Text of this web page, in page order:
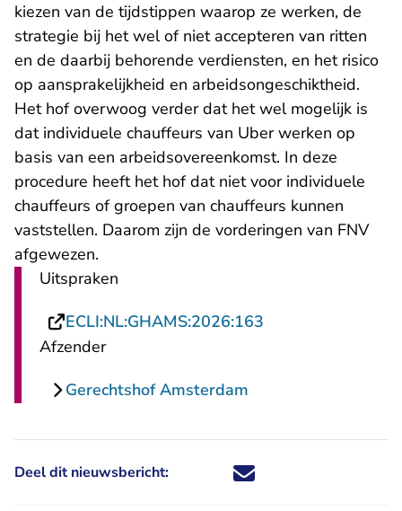
kiezen van de tijdstippen waarop ze werken, de
strategie bij het wel of niet accepteren van ritten
en de daarbij behorende verdiensten, en het risico
op aansprakelijkheid en arbeidsongeschiktheid.
Het hof overwoog verder dat het wel mogelijk is
dat individuele chauffeurs van Uber werken op
basis van een arbeidsovereenkomst. In deze
procedure heeft het hof dat niet voor individuele
chauffeurs of groepen van chauffeurs kunnen
vaststellen. Daarom zijn de vorderingen van FNV
afgewezen.
Uitspraken
ECLI:NL:GHAMS:2026:163
Afzender
Gerechtshof Amsterdam
Deel dit nieuwsbericht: Deel dit nieuwsbericht via X -
Deel dit nieuwsbericht via
Deel dit nieuwsbericht
Deel dit